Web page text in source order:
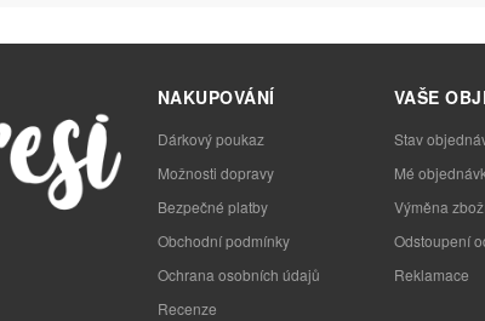
NAKUPOVÁNÍ
Dárkový poukaz
Možnosti dopravy
Bezpečné platby
Obchodní podmínky
Ochrana osobních údajů
Recenze
VAŠE
Stav
Mé
Výměna
Odstoupení
Reklamace